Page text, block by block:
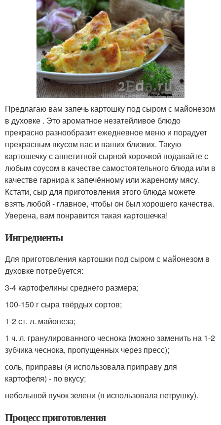
Предлагаю вам запечь картошку под сыром с майонезом
в духовке . Это ароматное незатейливое блюдо
прекрасно разнообразит ежедневное меню и порадует
прекрасным вкусом вас и ваших близких. Такую
картошечку с аппетитной сырной корочкой подавайте с
любым соусом в качестве самостоятельного блюда или в
качестве гарнира к запечённому или жареному мясу.
Кстати, сыр для приготовления этого блюда можете
взять любой - главное, чтобы он был хорошего качества.
Уверена, вам понравится такая картошечка!
Ингредиенты
Для приготовления картошки под сыром с майонезом в
духовке потребуется:
3-4 картофелины среднего размера;
100-150 г сыра твёрдых сортов;
1-2 ст. л. майонеза;
1 ч. л. гранулированного чеснока (можно заменить на 1-2
зубчика чеснока, пропущенных через пресс);
соль, приправы (я использовала приправу для
картофеля) - по вкусу;
небольшой пучок зелени (я использовала петрушку).
Процесс приготовления